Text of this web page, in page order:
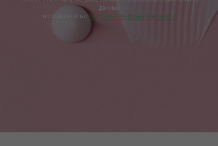
данных
и соглашаетесь cполитикой конфиденциальности